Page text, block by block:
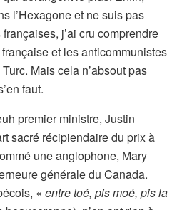
l’Hexagone et ne suis pas
j’ai cru comprendre
et les anticommunistes
Mais cela n’absout pas
faut.
premier ministre, Justin
sacré récipiendaire du prix à
une anglophone, Mary
générale du Canada.
« entre toé, pis moé, pis la